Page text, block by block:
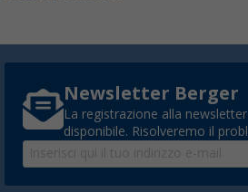
Newsletter Berger
La registrazione alla
disponibile. Risolveremo il